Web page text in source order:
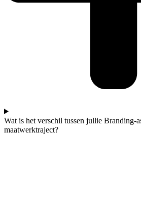
Wat is het verschil tussen jullie Branding-
maatwerktraject?